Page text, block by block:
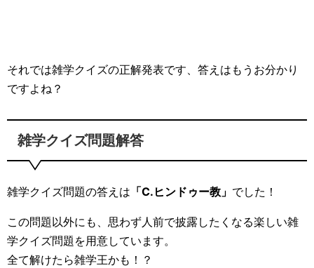
それでは雑学クイズの正解発表です、答えはもうお分かり
ですよね？
雑学クイズ問題解答
雑学クイズ問題の答えは 「C.ヒンドゥー教」 でした！
この問題以外にも、思わず人前で披露したくなる楽しい雑
学クイズ問題を用意しています。
全て解けたら雑学王かも！？